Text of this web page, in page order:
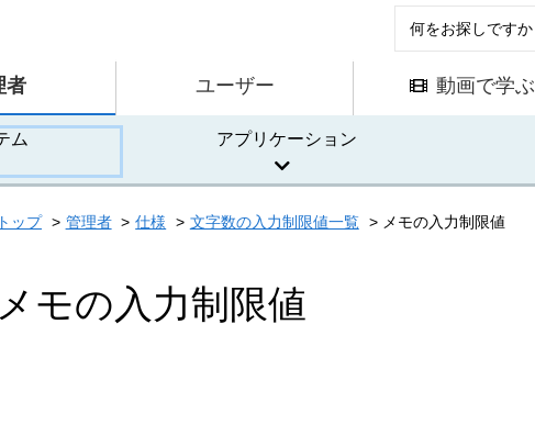
者 ユーザー 動画で学ぶ
ム アプリケーション
トップ 管理者 仕様 文字数の入力制限値一覧 メモの入力制限値
メモの入力制限値